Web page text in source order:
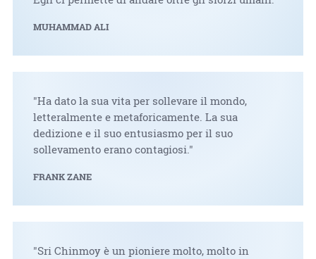
MUHAMMAD ALI
"Ha dato la sua vita per sollevare il mondo,
letteralmente e metaforicamente. La sua
dedizione e il suo entusiasmo per il suo
sollevamento erano contagiosi."
FRANK ZANE
"Sri Chinmoy è un pioniere molto, molto in